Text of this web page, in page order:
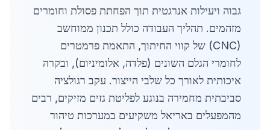
גבוה ויעילות אנרגטית תוך הפחתת פסולת וחומרים
מזהמים. תהליך העבודה כולל תכנון ממוחשב
(CNC) של קווי החיתוך, התאמת פרמטרים
לחומרי הגלם השונים (פלדה, אלומיניום), ובקרה
איכותית לאורך כל שלבי הייצור. עקב רגולציה
סביבתית מחמירה בנוגע לפליטת גזים מזיקים, רבים
מהמפעלים באריאל משקיעים במערכות טיהור